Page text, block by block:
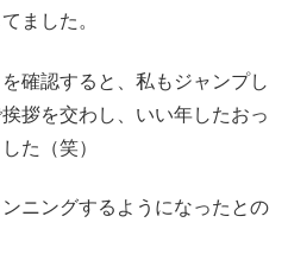
ました。
確認すると、私もジャンプし
拶を交わし、いい年したおっ
た（笑）
ニングするようになったとの